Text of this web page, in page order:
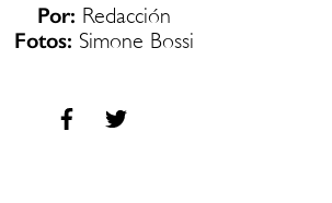
Por: Redacción
Fotos: Simone Bossi